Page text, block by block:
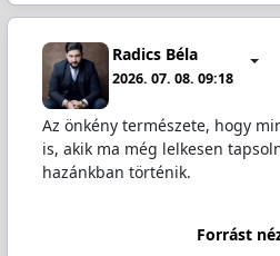
Radics Béla
2026. 07. 08. 09:18
Az önkény természete, hogy
is, akik ma még lelkesen
hazánkban történik.
Forrást